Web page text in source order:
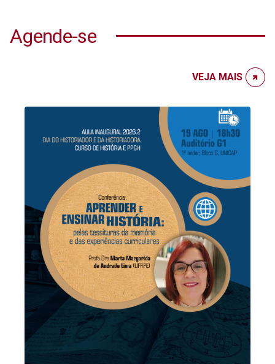
Agende-se
VEJA MAIS